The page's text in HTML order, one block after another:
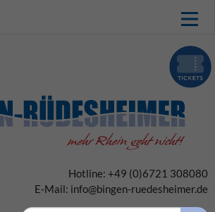
Hotline: +49 (0)6721 308080
E-Mail: info@bingen-ruedesheimer.de